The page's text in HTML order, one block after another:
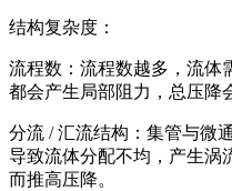
结构复杂度：
流程数：流程数越多，流体
都会产生局部阻力，总压降
分流 / 汇流结构：集管与微
导致流体分配不均，产生涡
而推高压降。